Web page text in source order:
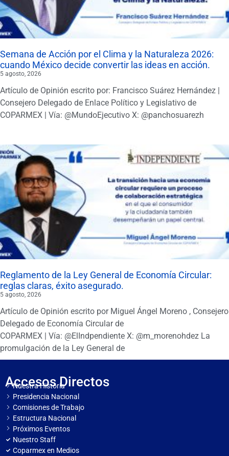
Semana de Acción por el Clima y la Naturaleza 2026:
cuando México decide convertir las ideas en acción.
5 agosto, 2026
Artículo de Opinión escrito por: Francisco Suárez Hernández |
Consejero Delegado de Enlace Político y Legislativo de
COPARMEX | Vía: @MundoEjecutivo X: @panchosuarezh
Reglamento de la Ley General de Economía Circular:
reglas claras, éxito asegurado.
5 agosto, 2026
Artículo de Opinión escrito por Miguel Ángel Moreno , Consejero
Delegado de Economía Circular de
COPARMEX | Vía: @ElIndpendiente X: @m_morenohdez La
promulgación de la Ley General de
Accesos Directos
Nuestra Historia
Presidencia Nacional
Comisiones de Trabajo
Estructura Nacional
Próximos Eventos
Nuestro Staff
Coparmex en Medios